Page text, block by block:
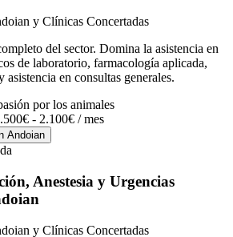
y Clínicas Concertadas
del sector. Domina la asistencia en
de laboratorio, farmacología aplicada,
en consultas generales.
por los animales
- 2.100€ / mes
Andoian
Anestesia y Urgencias
y Clínicas Concertadas